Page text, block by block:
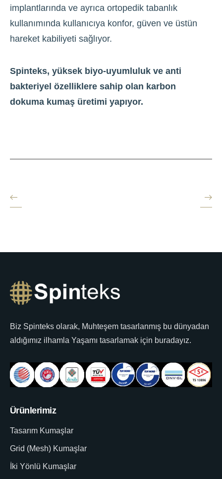
implantlarında ve ayrıca ortopedik tabanlık
kullanımında kullanıcıya konfor, güven ve üstün
hareket kabiliyeti sağlıyor.
Spinteks, yüksek biyo-uyumluluk ve anti
bakteriyel özelliklere sahip olan karbon
dokuma kumaş üretimi yapıyor.
Biz Spinteks olarak, Muhteşem tasarlanmış bu dünyadan
aldığımız ilhamla Yaşamı tasarlamak için buradayız.
Ürünlerimiz
Tasarım Kumaşlar
Grid (Mesh) Kumaşlar
İki Yönlü Kumaşlar